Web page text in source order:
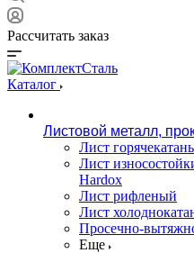
Рассчитать заказ
Каталог
Листовой металл,
Лист
Лист
Hardox
Лист рифленый
Лист
Просечно-
Еще